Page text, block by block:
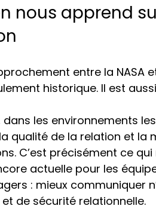
nous apprend
entre la NASA
historique. Il est
dans les environnements
qualité de la relation et la
C’est précisément ce qui
actuelle pour les
: mieux communiquer
de sécurité relationnelle.